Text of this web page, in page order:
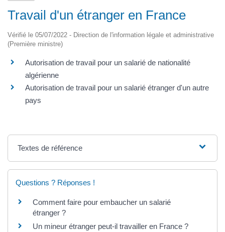
Travail d'un étranger en France
Vérifié le 05/07/2022 - Direction de l'information légale et administrative
(Première ministre)
Autorisation de travail pour un salarié de nationalité
algérienne
Autorisation de travail pour un salarié étranger d'un autre
pays
Textes de référence
Questions ? Réponses !
Comment faire pour embaucher un salarié
étranger ?
Un mineur étranger peut-il travailler en France ?